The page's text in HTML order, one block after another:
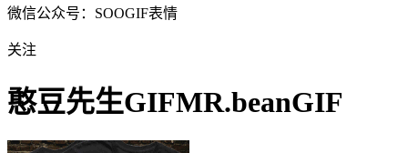
微信公众号：SOOGIF表情
关注
憨豆先生GIFMR.beanGIF